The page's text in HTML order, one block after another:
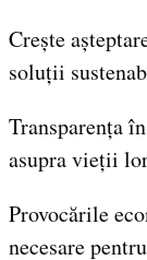
Crește
soluții
Transparența
asupra vieții
Provocările
necesare